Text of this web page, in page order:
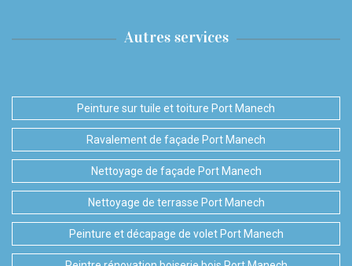
Autres services
Peinture sur tuile et toiture Port Manech
Ravalement de façade Port Manech
Nettoyage de façade Port Manech
Nettoyage de terrasse Port Manech
Peinture et décapage de volet Port Manech